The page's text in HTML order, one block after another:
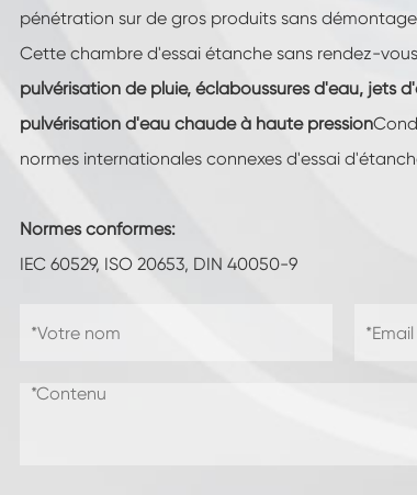
à la
d'essai de
froid
et
d'éclaboussure
pénétration sur de gros produits sans
Cette chambre d'essai étanche sans rendez-
pulvérisation de pluie, éclaboussures d'eau, jets
pulvérisation d'eau chaude à haute pression
normes internationales connexes d'essai
Normes conformes:
IEC 60529, ISO 20653, DIN 40050-9